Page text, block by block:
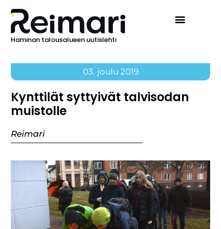
Haminan talousalueen uutislehti
03. joulu 2019
Kynttilät syttyivät talvisodan
muistolle
Reimari